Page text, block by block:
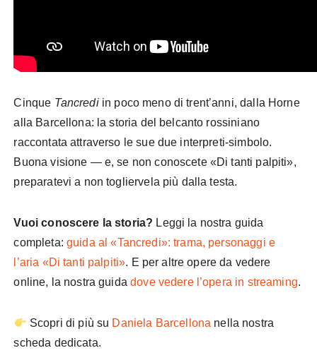
Cinque Tancrediin poco meno di trent’anni, dalla Horne
alla Barcellona: la storia del belcanto rossiniano
raccontata attraverso le sue due interpreti-simbolo.
Buona visione — e, se non conoscete «Di tanti palpiti»,
preparatevi a non togliervela più dalla testa.
Vuoi conoscere la storia? Leggi la nostra guida
completa: guida al «Tancredi»: trama, personaggi e
l’aria «Di tanti palpiti». E per altre opere da vedere
online, la nostra guidadove vedere l’opera in streaming.
Scopri di più su Daniela Barcellona nella nostra
scheda dedicata.